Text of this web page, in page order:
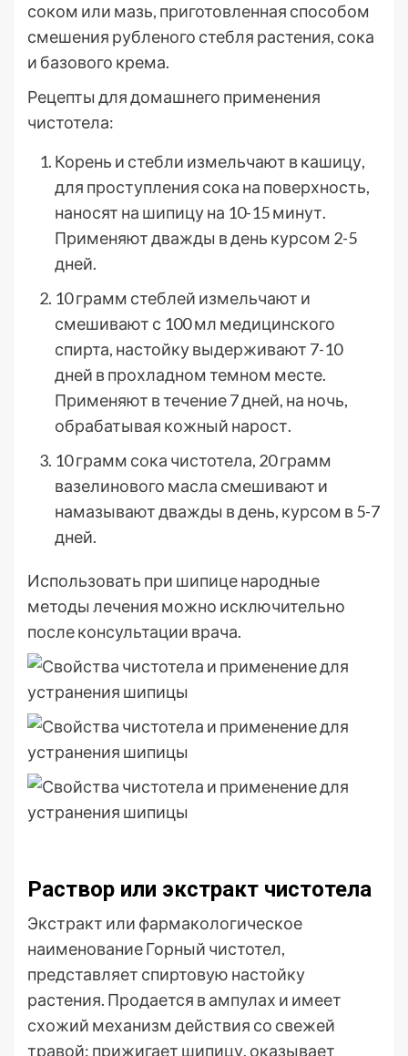
соком или мазь, приготовленная способом
смешения рубленого стебля растения, сока
и базового крема.
Рецепты для домашнего применения
чистотела:
Корень и стебли измельчают в кашицу,
для проступления сока на поверхность,
наносят на шипицу на 10-15 минут.
Применяют дважды в день курсом 2-5
дней.
10 грамм стеблей измельчают и
смешивают с 100 мл медицинского
спирта, настойку выдерживают 7-10
дней в прохладном темном месте.
Применяют в течение 7 дней, на ночь,
обрабатывая кожный нарост.
10 грамм сока чистотела, 20 грамм
вазелинового масла смешивают и
намазывают дважды в день, курсом в 5-7
дней.
Использовать при шипице народные
методы лечения можно исключительно
после консультации врача.
Раствор или экстракт чистотела
Экстракт или фармакологическое
наименование Горный чистотел,
представляет спиртовую настойку
растения. Продается в ампулах и имеет
схожий механизм действия со свежей
травой: прижигает шипицу, оказывает